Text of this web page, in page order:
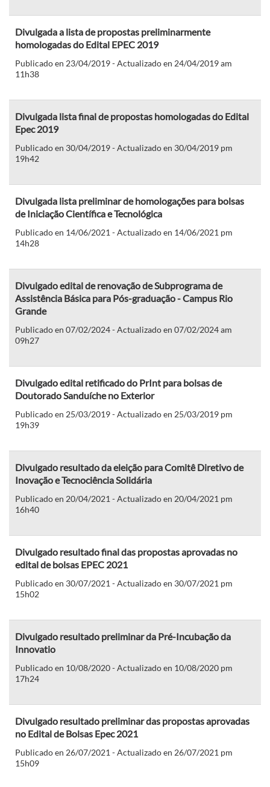
Divulgada a lista de propostas preliminarmente
homologadas do Edital EPEC 2019
Publicado en 23/04/2019 - Actualizado en 24/04/2019 am
11h38
Divulgada lista final de propostas homologadas do Edital
Epec 2019
Publicado en 30/04/2019 - Actualizado en 30/04/2019 pm
19h42
Divulgada lista preliminar de homologações para bolsas
de Iniciação Científica e Tecnológica
Publicado en 14/06/2021 - Actualizado en 14/06/2021 pm
14h28
Divulgado edital de renovação de Subprograma de
Assistência Básica para Pós-graduação - Campus Rio
Grande
Publicado en 07/02/2024 - Actualizado en 07/02/2024 am
09h27
Divulgado edital retificado do PrInt para bolsas de
Doutorado Sanduíche no Exterior
Publicado en 25/03/2019 - Actualizado en 25/03/2019 pm
19h39
Divulgado resultado da eleição para Comitê Diretivo de
Inovação e Tecnociência Solidária
Publicado en 20/04/2021 - Actualizado en 20/04/2021 pm
16h40
Divulgado resultado final das propostas aprovadas no
edital de bolsas EPEC 2021
Publicado en 30/07/2021 - Actualizado en 30/07/2021 pm
15h02
Divulgado resultado preliminar da Pré-Incubação da
Innovatio
Publicado en 10/08/2020 - Actualizado en 10/08/2020 pm
17h24
Divulgado resultado preliminar das propostas aprovadas
no Edital de Bolsas Epec 2021
Publicado en 26/07/2021 - Actualizado en 26/07/2021 pm
15h09